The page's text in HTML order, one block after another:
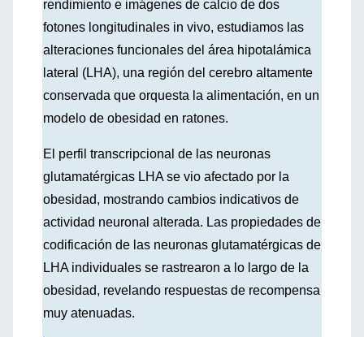
rendimiento e imágenes de calcio de dos
fotones longitudinales in vivo, estudiamos las
alteraciones funcionales del área hipotalámica
lateral (LHA), una región del cerebro altamente
conservada que orquesta la alimentación, en un
modelo de obesidad en ratones.
El perfil transcripcional de las neuronas
glutamatérgicas LHA se vio afectado por la
obesidad, mostrando cambios indicativos de
actividad neuronal alterada. Las propiedades de
codificación de las neuronas glutamatérgicas de
LHA individuales se rastrearon a lo largo de la
obesidad, revelando respuestas de recompensa
muy atenuadas.